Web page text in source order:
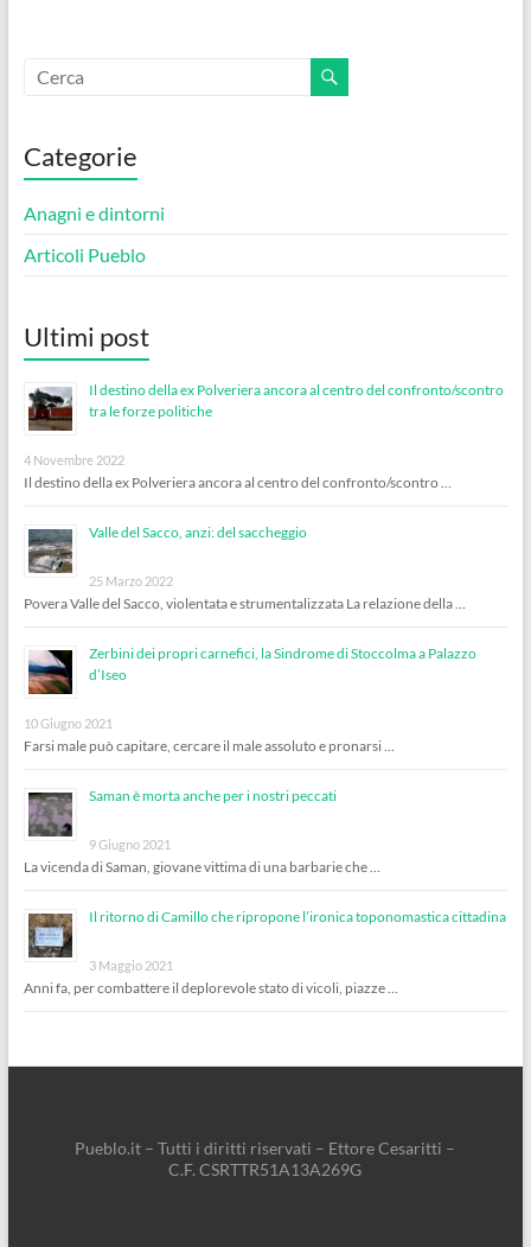
Categorie
Anagni e dintorni
Articoli Pueblo
Ultimi post
Il destino della ex Polveriera ancora al centro del confronto/scontro
tra le forze politiche
4 Novembre 2022
Il destino della ex Polveriera ancora al centro del confronto/scontro …
Valle del Sacco, anzi: del saccheggio
25 Marzo 2022
Povera Valle del Sacco, violentata e strumentalizzata La relazione della …
Zerbini dei propri carnefici, la Sindrome di Stoccolma a Palazzo
d’Iseo
10 Giugno 2021
Farsi male può capitare, cercare il male assoluto e pronarsi …
Saman è morta anche per i nostri peccati
9 Giugno 2021
La vicenda di Saman, giovane vittima di una barbarie che …
Il ritorno di Camillo che ripropone l’ironica toponomastica cittadina
3 Maggio 2021
Anni fa, per combattere il deplorevole stato di vicoli, piazze …
Pueblo.it – Tutti i diritti riservati – Ettore Cesaritti –
C.F. CSRTTR51A13A269G